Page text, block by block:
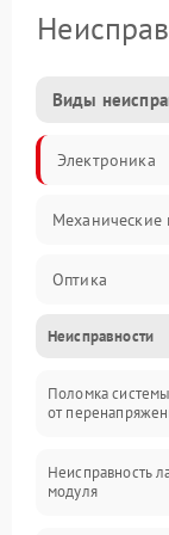
Виды
Электроника
Механические
Оптика
Неисправности
Поломка
от
Неисправность
модуля